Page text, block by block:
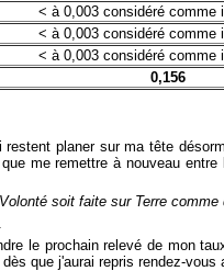
< à 0,003 considéré comme
< à 0,003 considéré comme
< à 0,003 considéré comme
0,156
planer sur ma tête
me remettre à nouveau entre
soit faite sur Terre comme
le prochain relevé de mon
que j'aurai repris rendez-vous